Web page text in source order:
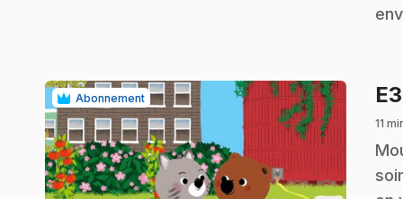
Abonnement E3
11
.